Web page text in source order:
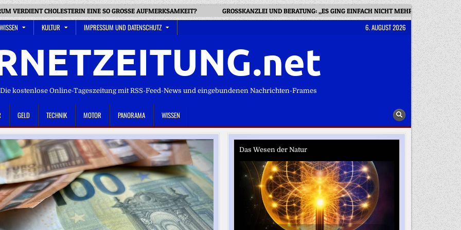
VERDIENT CHOLESTERIN EINE SO GROSSE AUFMERKSAMKEIT? GROSSKANZLEI UND BERATUNG: „ES GING EINFACH NICHT MEHR“
KULTUR IMPRESSUM UND DATENSCHUTZ 6. AUGUST 2026
kostenlose Online-Tageszeitung mit RSS-Feed-News und eingebundenen Nachrichten-Frames
GELD TECHNIK MOTOR PANORAMA WISSEN
Das Wesen der Natur